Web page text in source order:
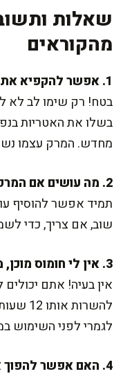
שאלות
מהקוראים
1. אפשר להקפיא את המרק?
בטח! רק שימו לב לא
בשלו את האטריות
מחדש. המרק עצמו
2. מה עושים אם המרק סמיך מדי?
תמיד אפשר להוסיף
שוב, אם צריך, כדי
3. אין לי חומוס מוכן, מה עושים?
אין בעיה! אתם
לגמרי לפני השימוש
4. האם אפשר להפוך את המרק לצמחוני?